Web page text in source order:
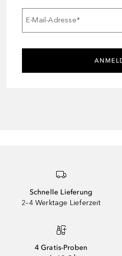
E-Mail-Adresse*
Schnelle Lieferung
2–4 Werktage Lieferzeit
4 Gratis-Proben